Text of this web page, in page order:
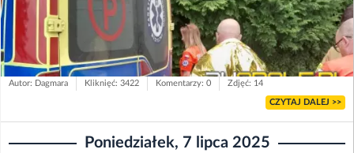
Autor: Dagmara Kliknięć: 3422 Komentarzy: 0 Zdjęć: 14
CZYTAJ DALEJ >>
Poniedziałek, 7 lipca 2025